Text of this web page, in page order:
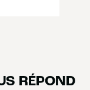
RÉPOND